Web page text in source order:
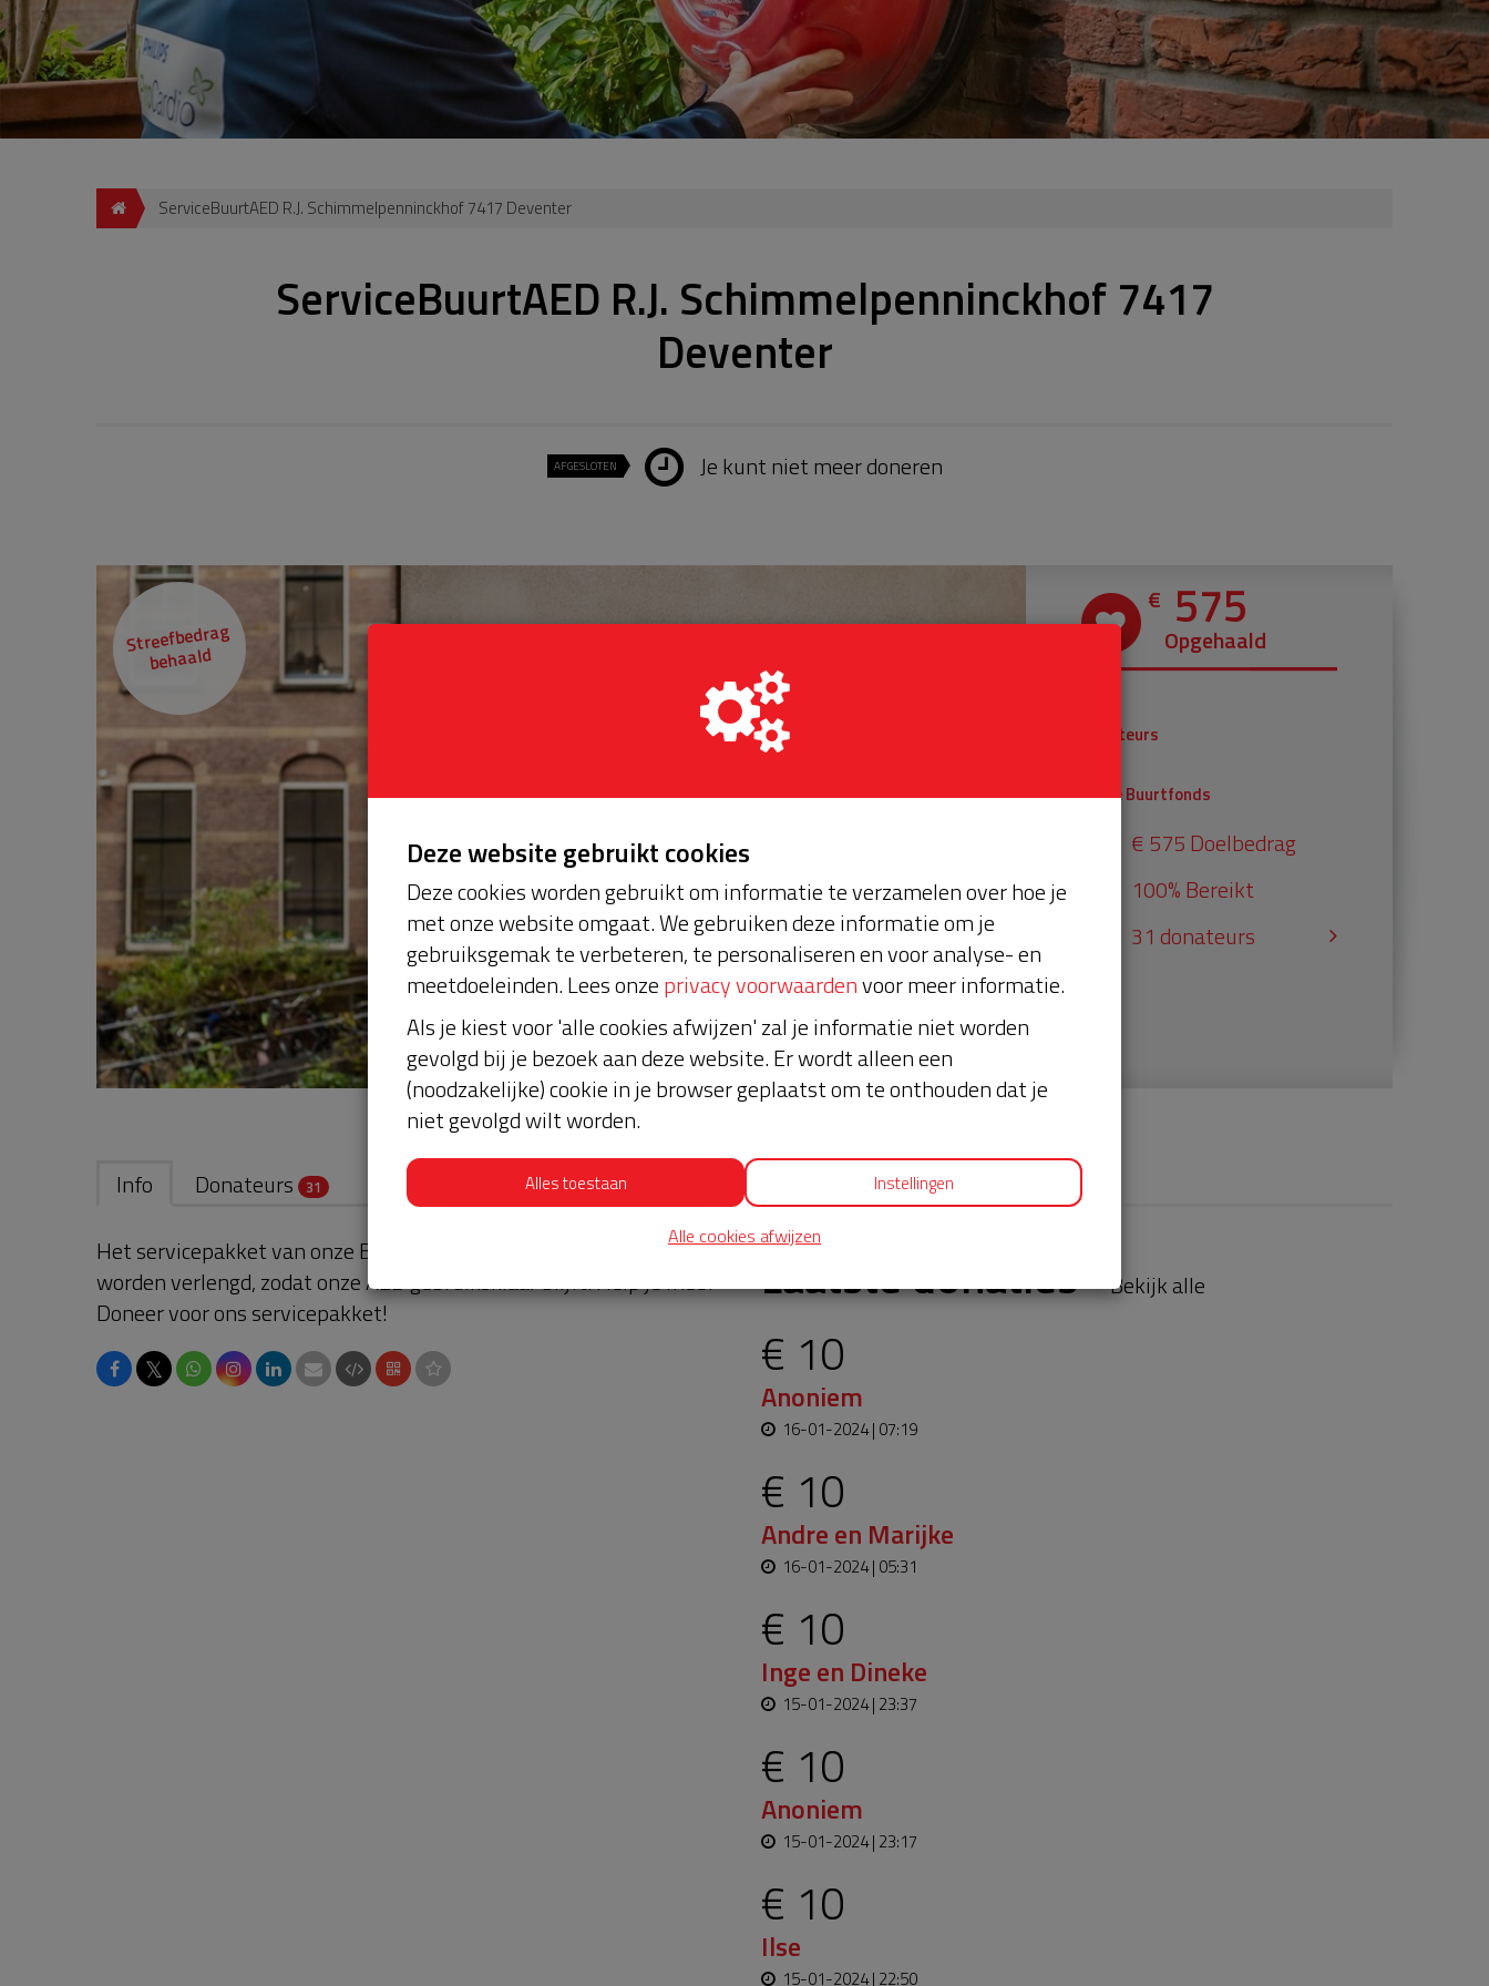
ServiceBuurtAED R.J. Schimmelpenninckhof 7417 Deventer
ServiceBuurtAED R.J. Schimmelpenninckhof 7417
Deventer
AFGESLOTEN Je kunt niet meer doneren
Streefbedrag
behaald
€ 575
Opgehaald
Donateurs
Univé Buurtfonds
€ 575 Doelbedrag
100% Bereikt
31 donateurs
Info Donateurs 31
Het servicepakket van onze BuurtAED verloopt bijna en moet
worden verlengd, zodat onze AED gebruiksklaar blijft. Help je mee?
Doneer voor ons servicepakket!
𝕏
Laatste donaties Bekijk alle
€ 10
Anoniem
16-01-2024 | 07:19
€ 10
Andre en Marijke
16-01-2024 | 05:31
€ 10
Inge en Dineke
15-01-2024 | 23:37
€ 10
Anoniem
15-01-2024 | 23:17
€ 10
Ilse
15-01-2024 | 22:50
Deze website gebruikt cookies
Deze cookies worden gebruikt om informatie te verzamelen over hoe je
met onze website omgaat. We gebruiken deze informatie om je
gebruiksgemak te verbeteren, te personaliseren en voor analyse- en
meetdoeleinden. Lees onzeprivacy voorwaardenvoor meer informatie.
Als je kiest voor 'alle cookies afwijzen' zal je informatie niet worden
gevolgd bij je bezoek aan deze website. Er wordt alleen een
(noodzakelijke) cookie in je browser geplaatst om te onthouden dat je
niet gevolgd wilt worden.
Alles toestaan Instellingen
Alle cookies afwijzen